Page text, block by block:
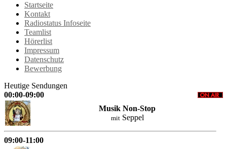
Startseite
Kontakt
Radiostatus Infoseite
Teamlist
Hörerlist
Impressum
Datenschutz
Bewerbung
Heutige Sendungen
00:00-09:00
Musik Non-Stop
mitSeppel
09:00-11:00